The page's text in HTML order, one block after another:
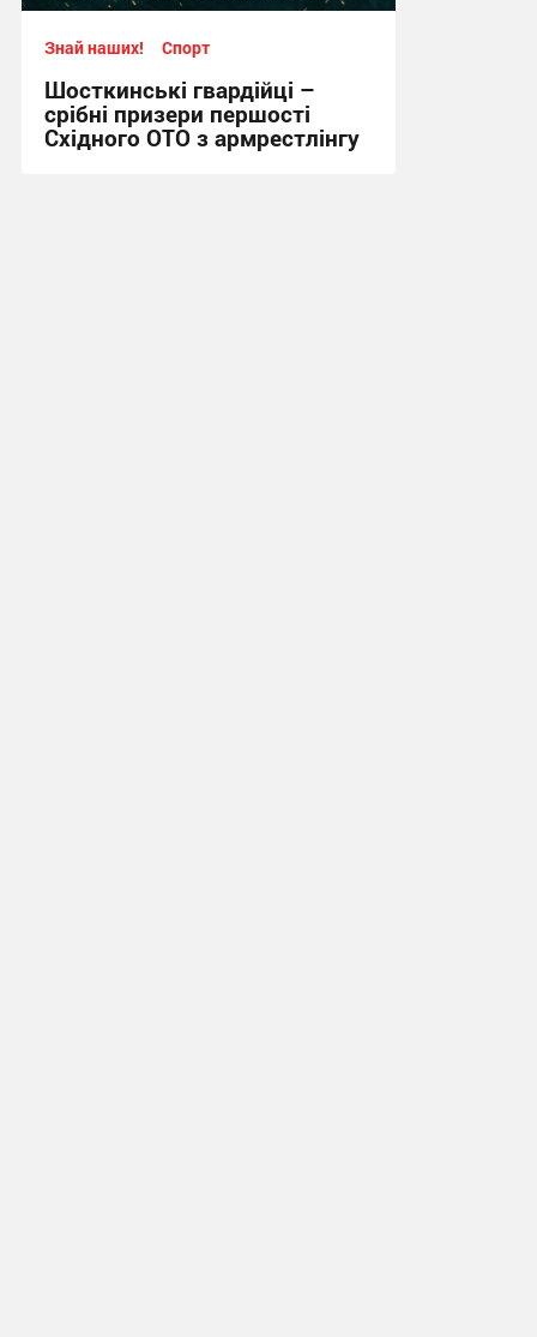
Знай наших! Спорт
Шосткинські гвардійці –
срібні призери першості
Східного ОТО з армрестлінгу